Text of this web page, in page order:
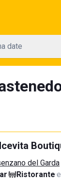
date
del Garda
· Ristorante·